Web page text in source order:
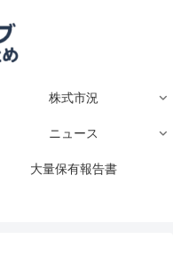
株式市況
ニュース
大量保有報告書